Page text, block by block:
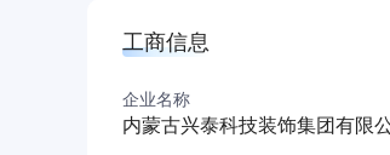
工商信息
企业名称
内蒙古兴泰科技装饰集团有限